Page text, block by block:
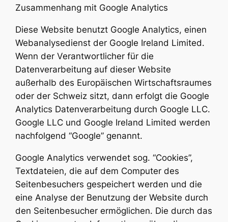
Zusammenhang mit Google Analytics
Diese Website benutzt Google Analytics, einen
Webanalysedienst der Google Ireland Limited.
Wenn der Verantwortlicher für die
Datenverarbeitung auf dieser Website
außerhalb des Europäischen Wirtschaftsraumes
oder der Schweiz sitzt, dann erfolgt die Google
Analytics Datenverarbeitung durch Google LLC.
Google LLC und Google Ireland Limited werden
nachfolgend “Google” genannt.
Google Analytics verwendet sog. “Cookies”,
Textdateien, die auf dem Computer des
Seitenbesuchers gespeichert werden und die
eine Analyse der Benutzung der Website durch
den Seitenbesucher ermöglichen. Die durch das